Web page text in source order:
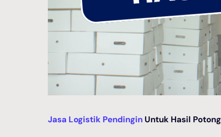
Jasa Logistik Pendingin Untuk Hasil